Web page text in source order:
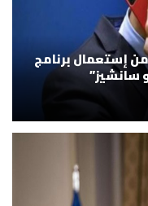
من إستعمال برنامج
سانشيز”